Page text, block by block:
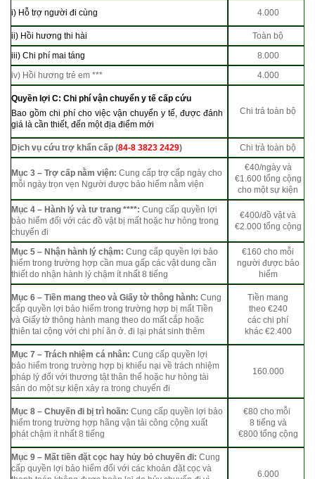
i) Hỗ trợ người đi cùng 4.000
ii) Hồi hương thi hài Toàn bộ
iii) Chi phí mai táng 8.000
iv) Hồi hương trẻ em *** 4.000
Quyền lợi C: Chi phí vận chuyển y tế cấp cứu
Bao gồm chi phí cho việc vận chuyển y tế, được đánh
giá là cần thiết, đến một địa điểm mới
Chi trả toàn bộ
Dịch vụ cứu trợ khẩn cấp (84-8 3823 2429) Chi trả toàn bộ
Mục 3 – Trợ cấp nằm viện: Cung cấp trợ cấp ngày cho
mỗi ngày trọn vẹn Người được bảo hiểm nằm viện
€40/ngày và
€1.600 tổng cộng
cho một sự kiện
Mục 4 – Hành lý và tư trang ****: Cung cấp quyền lợi
bảo hiểm đối với các đồ vật bị mất hoặc hư hỏng trong
chuyến đi
€400/đồ vật và
€2.000 tổng cộng
Mục 5 – Nhận hành lý chậm: Cung cấp quyền lợi bảo
hiểm trong trường hợp cần mua gấp các vật dung cần
thiết do nhận hành lý chậm ít nhất 8 tiếng
€160 cho mỗi
người được bảo
hiểm
Mục 6 – Tiền mang theo và Giấy tờ thông hành: Cung
cấp quyền lợi bảo hiểm trong trường hợp bị mất Tiền
và Giấy tờ thông hành mang theo do mất cắp hoặc
thiên tai cộng với chi phí ăn ở. đi lại phát sinh thêm
Tiền mang
theo €240
các chi phí
khác €2.400
Mục 7 – Trách nhiệm cá nhân: Cung cấp quyền lợi
bảo hiểm trong trường hợp bị khiếu nại về trách nhiệm
pháp lý đối với thương tật thân thể hoặc hư hỏng tài
sản do một sự kiện xảy ra trong chuyến đi
160.000
Mục 8 – Chuyến đi bị trì hoãn: Cung cấp quyền lợi bảo
hiểm trong trường hợp hãng vận tải công cộng xuất
phát chậm ít nhất 8 tiếng
€80 cho mỗi
8 tiếng và
€800 tổng cộng
Mục 9 – Mất tiền đặt cọc hay hủy bỏ chuyến đi: Cung
cấp quyền lợi bảo hiểm đối với các khoản đặt cọc và
6.000